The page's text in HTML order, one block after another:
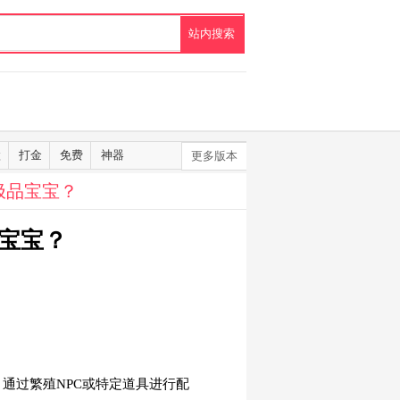
打金 免费 神器 更多版本
宝宝？
宝？
过繁殖NPC或特定道具进行配